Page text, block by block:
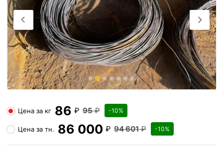
Цена за кг 86 ₽ 95₽ -10%
Цена затн. 86 000 ₽ 94 601₽ -10%